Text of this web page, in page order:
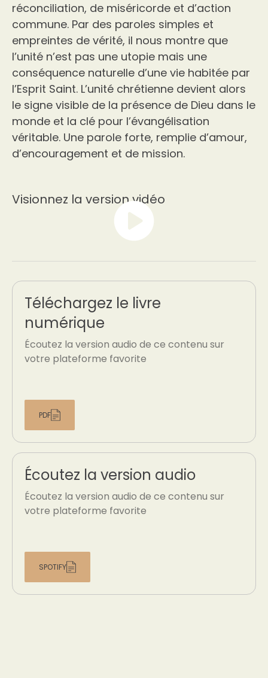
réconciliation, de miséricorde et d’action
commune. Par des paroles simples et
empreintes de vérité, il nous montre que
l’unité n’est pas une utopie mais une
conséquence naturelle d’une vie habitée par
l’Esprit Saint. L’unité chrétienne devient alors
le signe visible de la présence de Dieu dans le
monde et la clé pour l’évangélisation
véritable. Une parole forte, remplie d’amour,
d’encouragement et de mission.
Visionnez la version vidéo
Téléchargez le livre
numérique
Écoutez la version audio de ce contenu sur
votre plateforme favorite
PDF
Écoutez la version audio
Écoutez la version audio de ce contenu sur
votre plateforme favorite
SPOTIFY